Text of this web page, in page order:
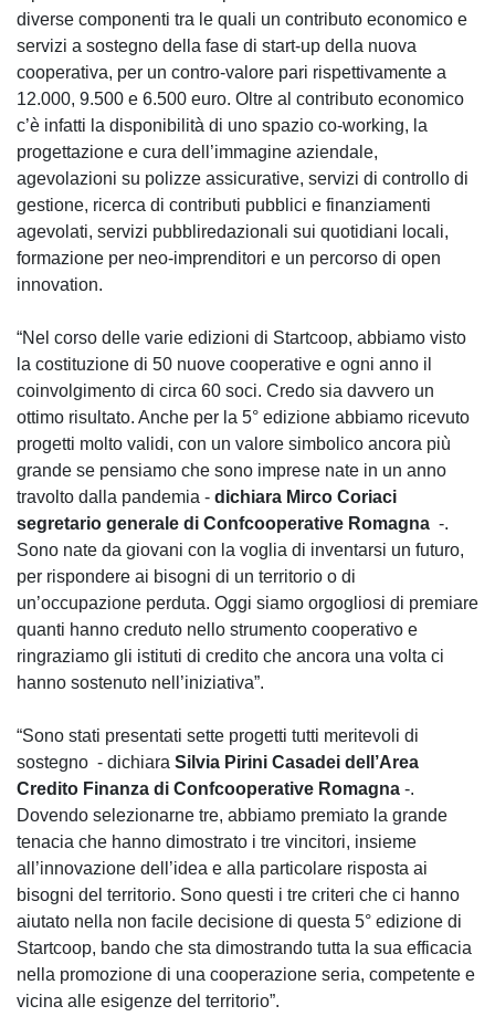
diverse componenti tra le quali un contributo economico e
servizi a sostegno della fase di start-up della nuova
cooperativa, per un contro-valore pari rispettivamente a
12.000, 9.500 e 6.500 euro. Oltre al contributo economico
c’è infatti la disponibilità di uno spazio co-working, la
progettazione e cura dell’immagine aziendale,
agevolazioni su polizze assicurative, servizi di controllo di
gestione, ricerca di contributi pubblici e finanziamenti
agevolati, servizi pubbliredazionali sui quotidiani locali,
formazione per neo-imprenditori e un percorso di open
innovation.
“Nel corso delle varie edizioni di Startcoop, abbiamo visto
la costituzione di 50 nuove cooperative e ogni anno il
coinvolgimento di circa 60 soci. Credo sia davvero un
ottimo risultato. Anche per la 5° edizione abbiamo ricevuto
progetti molto validi, con un valore simbolico ancora più
grande se pensiamo che sono imprese nate in un anno
travolto dalla pandemia - dichiara Mirco Coriaci
segretario generale di Confcooperative Romagna -.
Sono nate da giovani con la voglia di inventarsi un futuro,
per rispondere ai bisogni di un territorio o di
un’occupazione perduta. Oggi siamo orgogliosi di premiare
quanti hanno creduto nello strumento cooperativo e
ringraziamo gli istituti di credito che ancora una volta ci
hanno sostenuto nell’iniziativa”.
“Sono stati presentati sette progetti tutti meritevoli di
sostegno - dichiara Silvia Pirini Casadei dell’Area
Credito Finanza di Confcooperative Romagna -.
Dovendo selezionarne tre, abbiamo premiato la grande
tenacia che hanno dimostrato i tre vincitori, insieme
all’innovazione dell’idea e alla particolare risposta ai
bisogni del territorio. Sono questi i tre criteri che ci hanno
aiutato nella non facile decisione di questa 5° edizione di
Startcoop, bando che sta dimostrando tutta la sua efficacia
nella promozione di una cooperazione seria, competente e
vicina alle esigenze del territorio”.